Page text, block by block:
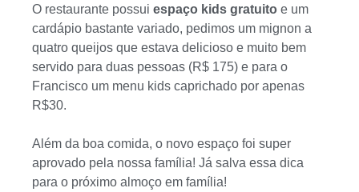
O restaurante possui espaço kids gratuito e um
cardápio bastante variado, pedimos um mignon a
quatro queijos que estava delicioso e muito bem
servido para duas pessoas (R$ 175) e para o
Francisco um menu kids caprichado por apenas
R$30.
Além da boa comida, o novo espaço foi super
aprovado pela nossa família! Já salva essa dica
para o próximo almoço em família!